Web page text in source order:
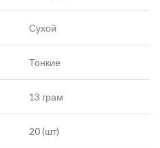
Сухой
Тонкие
13 грам
20 (шт)